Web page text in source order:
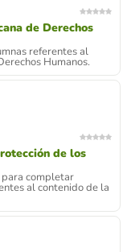
de Derechos
referentes al
Humanos.
de los
completar
al contenido de la